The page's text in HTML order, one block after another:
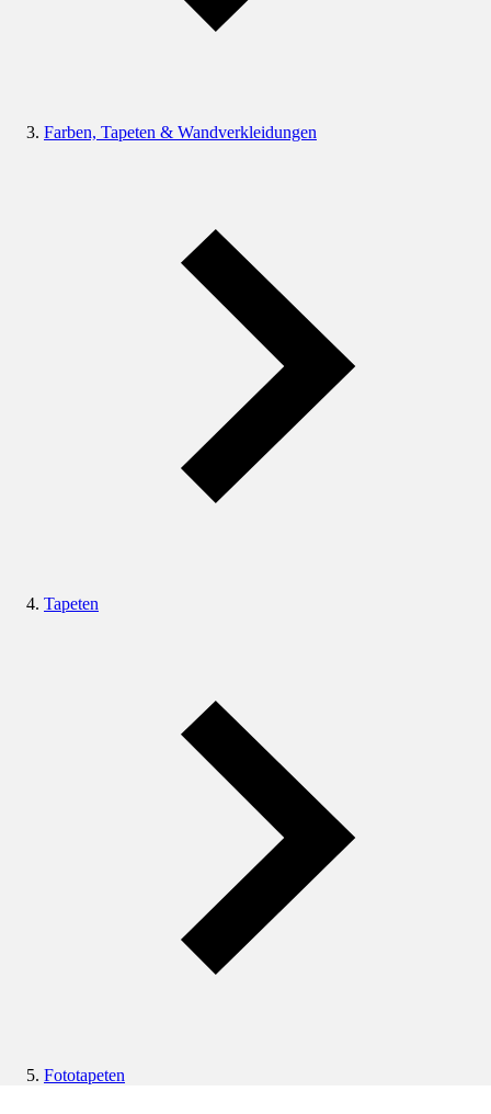
Farben, Tapeten & Wandverkleidungen
Tapeten
Fototapeten